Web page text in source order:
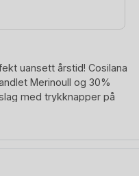
uansett årstid! Cosilana
Merinoull og 30%
med trykknapper på
den føles mot
fin rød-rød nyanse.